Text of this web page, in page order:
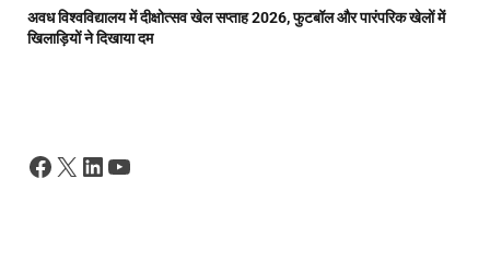
अवध विश्वविद्यालय में दीक्षोत्सव खेल सप्ताह 2026, फुटबॉल और पारंपरिक खेलों में
खिलाड़ियों ने दिखाया दम
Facebook
X LinkedIn
YouTube